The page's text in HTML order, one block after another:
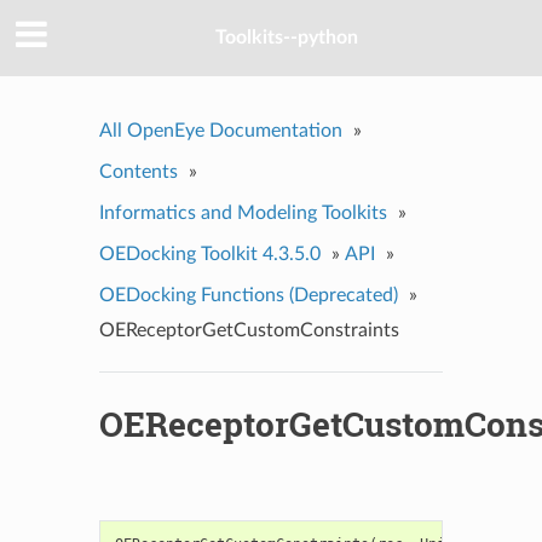
Toolkits--python
All OpenEye Documentation »
Contents »
Informatics and Modeling Toolkits »
OEDocking Toolkit 4.3.5.0 » API »
OEDocking Functions (Deprecated)
»
OEReceptorGetCustomConstraints